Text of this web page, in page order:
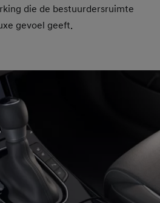
die de bestuurdersruimte
gevoel geeft.